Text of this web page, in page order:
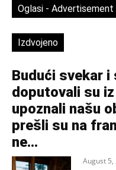
Oglasi - Advertisement
Izdvojeno
Budući svekar i
doputovali su
upoznali našu
prešli su na
ne...
August 5,